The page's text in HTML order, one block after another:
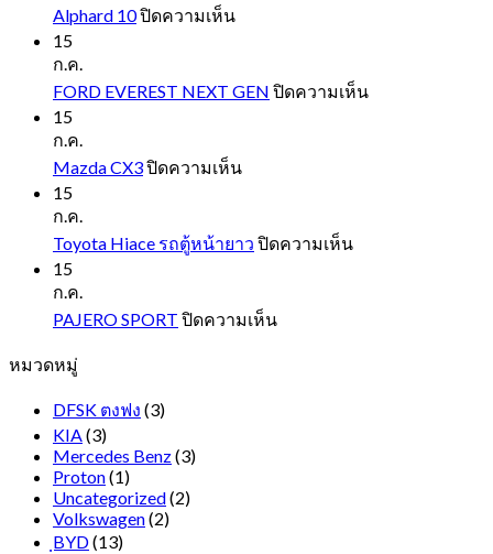
Alphard 10ปิดความเห็นบน
15
ก.ค.
FORD EVEREST NEXT GEN ปิดความเห็นบน
15
ก.ค.
Mazda CX3ปิดความเห็นบน
15
ก.ค.
Toyota Hiace รถตู้หน้ายาว ปิดความเห็นบน
15
ก.ค.
PAJERO SPORT ปิดความเห็นบน
หมวดหมู่
DFSK ตงฟง (3)
KIA(3)
Mercedes Benz(3)
Proton(1)
Uncategorized(2)
Volkswagen(2)
ฺBYD(13)